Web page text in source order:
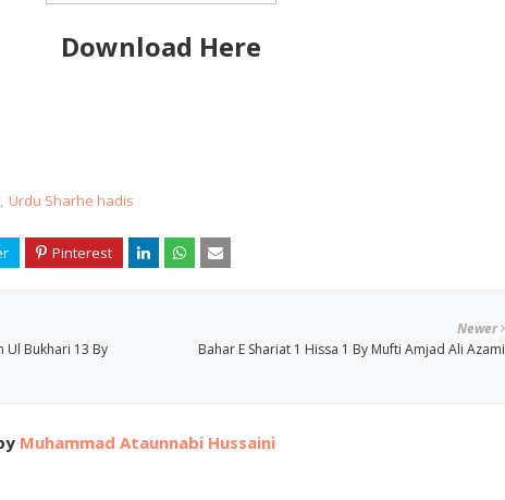
Download Here
Urdu Sharhe hadis
Newer
Bahar E Shariat 1 Hissa 1 By Mufti Amjad Ali Azami
Ul Bukhari 13 By
Muhammad Ataunnabi Hussaini